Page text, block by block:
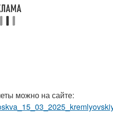
можно на сайте: